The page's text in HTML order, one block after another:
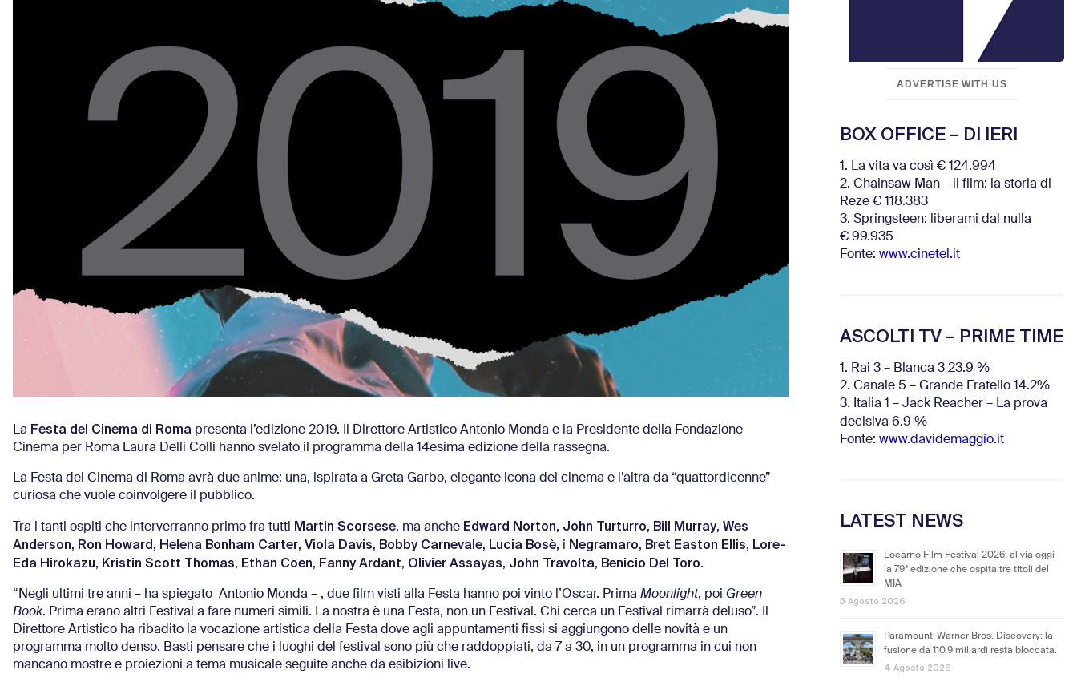
La Festa del Cinema di Roma presenta l’edizione 2019. Il Direttore Artistico Antonio Monda e la Presidente della Fondazione
Cinema per Roma Laura Delli Colli hanno svelato il programma della 14esima edizione della rassegna.
La Festa del Cinema di Roma avrà due anime: una, ispirata a Greta Garbo, elegante icona del cinema e l’altra da “quattordicenne”
curiosa che vuole coinvolgere il pubblico.
Tra i tanti ospiti che interverranno primo fra tutti Martin Scorsese, ma anche Edward Norton, John Turturro, Bill Murray, Wes
Anderson, Ron Howard, Helena Bonham Carter, Viola Davis, Bobby Carnevale, Lucia Bosè, i Negramaro, Bret Easton Ellis, Lore-
Eda Hirokazu, Kristin Scott Thomas, Ethan Coen, Fanny Ardant, Olivier Assayas, John Travolta, Benicio Del Toro.
“Negli ultimi tre anni – ha spiegato Antonio Monda – , due film visti alla Festa hanno poi vinto l’Oscar. Prima Moonlight, poi Green
Book. Prima erano altri Festival a fare numeri simili. La nostra è una Festa, non un Festival. Chi cerca un Festival rimarrà deluso”. Il
Direttore Artistico ha ribadito la vocazione artistica della Festa dove agli appuntamenti fissi si aggiungono delle novità e un
programma molto denso. Basti pensare che i luoghi del festival sono più che raddoppiati, da 7 a 30, in un programma in cui non
mancano mostre e proiezioni a tema musicale seguite anche da esibizioni live.
ADVERTISE WITH US
BOX OFFICE – DI IERI
1. La vita va così € 124.994
2. Chainsaw Man – il film: la storia di
Reze € 118.383
3. Springsteen: liberami dal nulla
€ 99.935
Fonte: www.cinetel.it
ASCOLTI TV – PRIME TIME
1. Rai 3 – Blanca 3 23.9 %
2. Canale 5 – Grande Fratello 14.2%
3. Italia 1 – Jack Reacher – La prova
decisiva 6.9 %
Fonte: www.davidemaggio.it
LATEST NEWS
Locarno Film Festival 2026: al via oggi
la 79ª edizione che ospita tre titoli del
MIA
5 Agosto 2026
Paramount-Warner Bros. Discovery: la
fusione da 110,9 miliardi resta bloccata.
4 Agosto 2026